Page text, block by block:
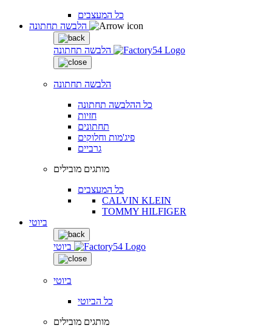
כל המעצבים
הלבשה תחתונה
הלבשה תחתונה
כל ההלבשה תחתונה
חזיות
תחתונים
פיג'מות וחלוקים
גרביים
מותגים מובילים
כל המעצבים
CALVIN KLEIN
TOMMY HILFIGER
ביוטי
ביוטי
ביוטי
כל הביוטי
מותגים מובילים